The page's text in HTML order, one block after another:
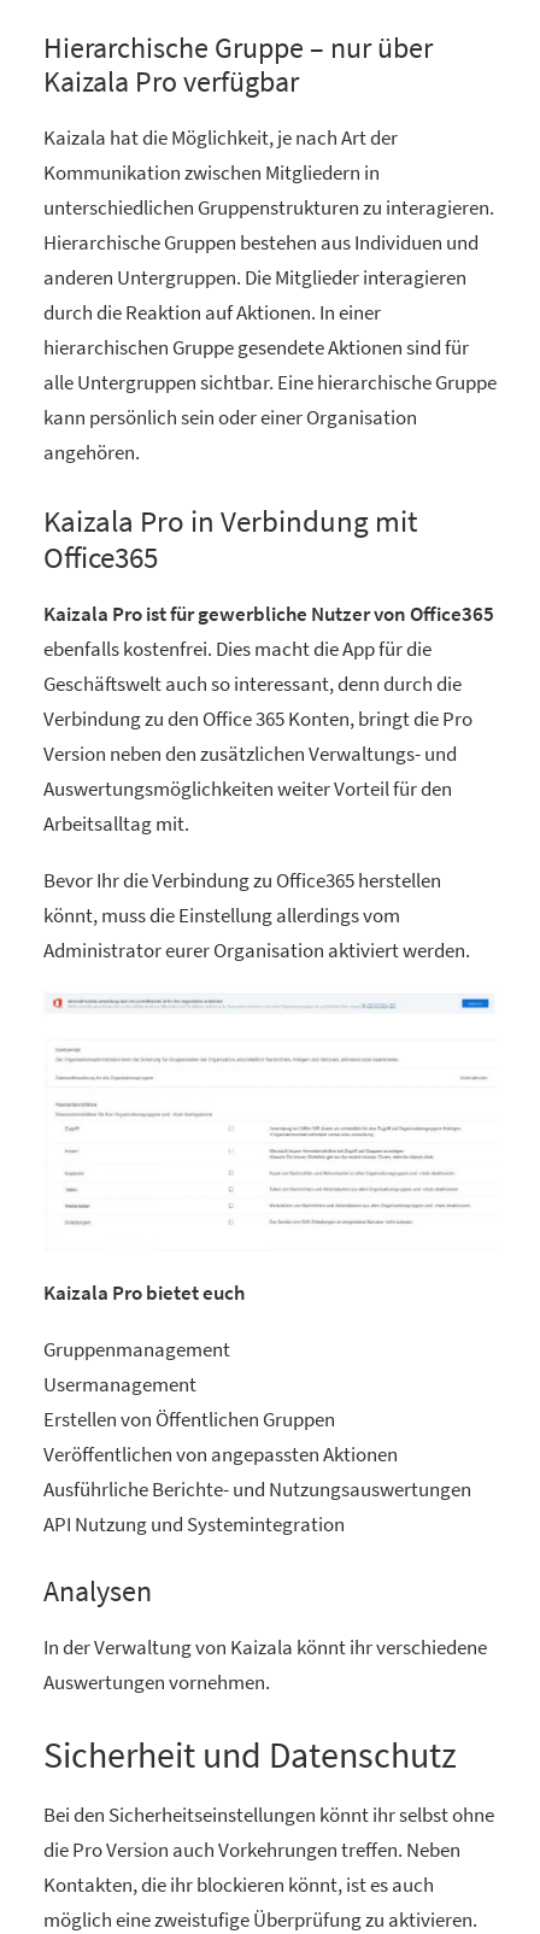
Hierarchische Gruppe – nur über
Kaizala Pro verfügbar
Kaizala hat die Möglichkeit, je nach Art der
Kommunikation zwischen Mitgliedern in
unterschiedlichen Gruppenstrukturen zu interagieren.
Hierarchische Gruppen bestehen aus Individuen und
anderen Untergruppen. Die Mitglieder interagieren
durch die Reaktion auf Aktionen. In einer
hierarchischen Gruppe gesendete Aktionen sind für
alle Untergruppen sichtbar. Eine hierarchische Gruppe
kann persönlich sein oder einer Organisation
angehören.
Kaizala Pro in Verbindung mit
Office365
Kaizala Pro ist für gewerbliche Nutzer von Office365
ebenfalls kostenfrei. Dies macht die App für die
Geschäftswelt auch so interessant, denn durch die
Verbindung zu den Office 365 Konten, bringt die Pro
Version neben den zusätzlichen Verwaltungs- und
Auswertungsmöglichkeiten weiter Vorteil für den
Arbeitsalltag mit.
Bevor Ihr die Verbindung zu Office365 herstellen
könnt, muss die Einstellung allerdings vom
Administrator eurer Organisation aktiviert werden.
Kaizala Pro bietet euch
Gruppenmanagement
Usermanagement
Erstellen von Öffentlichen Gruppen
Veröffentlichen von angepassten Aktionen
Ausführliche Berichte- und Nutzungsauswertungen
API Nutzung und Systemintegration
Analysen
In der Verwaltung von Kaizala könnt ihr verschiedene
Auswertungen vornehmen.
Sicherheit und Datenschutz
Bei den Sicherheitseinstellungen könnt ihr selbst ohne
die Pro Version auch Vorkehrungen treffen. Neben
Kontakten, die ihr blockieren könnt, ist es auch
möglich eine zweistufige Überprüfung zu aktivieren.